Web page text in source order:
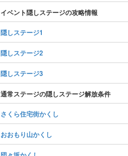
イベント隠しステージの攻略情報
隠しステージ1
隠しステージ2
隠しステージ3
通常ステージの隠しステージ解放条件
さくら住宅街かくし
おおもり山かくし